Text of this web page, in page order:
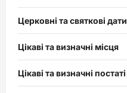
Церковні та святкові дати
Цікаві та визначні місця
Цікаві та визначні постаті